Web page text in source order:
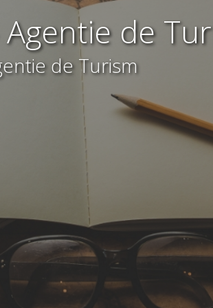
de
de Turism